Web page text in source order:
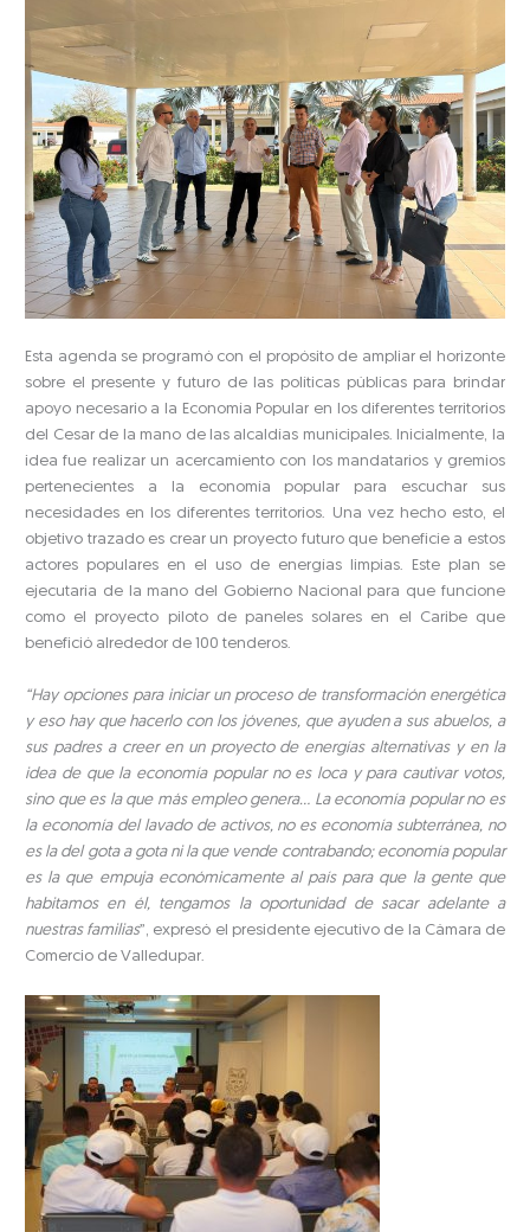
Esta agenda se programó con el propósito de ampliar el horizonte
sobre el presente y futuro de las políticas públicas para brindar
apoyo necesario a la Economía Popular en los diferentes territorios
del Cesar de la mano de las alcaldías municipales. Inicialmente, la
idea fue realizar un acercamiento con los mandatarios y gremios
pertenecientes a la economía popular para escuchar sus
necesidades en los diferentes territorios. Una vez hecho esto, el
objetivo trazado es crear un proyecto futuro que beneficie a estos
actores populares en el uso de energías limpias. Este plan se
ejecutaría de la mano del Gobierno Nacional para que funcione
como el proyecto piloto de paneles solares en el Caribe que
benefició alrededor de 100 tenderos.
“Hay opciones para iniciar un proceso de transformación energética
y eso hay que hacerlo con los jóvenes, que ayuden a sus abuelos, a
sus padres a creer en un proyecto de energías alternativas y en la
idea de que la economía popular no es loca y para cautivar votos,
sino que es la que más empleo genera… La economía popular no es
la economía del lavado de activos, no es economía subterránea, no
es la del gota a gota ni la que vende contrabando; economía popular
es la que empuja económicamente al país para que la gente que
habitamos en él, tengamos la oportunidad de sacar adelante a
nuestras familias”, expresó el presidente ejecutivo de la Cámara de
Comercio de Valledupar.